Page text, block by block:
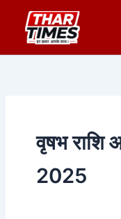
content
वृषभ राशि
2025